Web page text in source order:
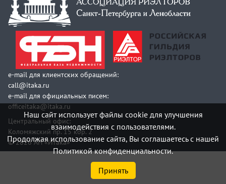
e-mail для клиентских обращений:
call@itaka.ru
e-mail для официальных писем:
officeitaka@itaka.ru
Центральный офис:
Коломяжский пр. 15 кор. 2
© 2026 АН «Итака»
Наш сайт использует файлы cookie для улучшения
взаимодействия с пользователями.
Продолжая использование сайта, Вы соглашаетесь с нашей
Политикой конфиденциальности.
Принять